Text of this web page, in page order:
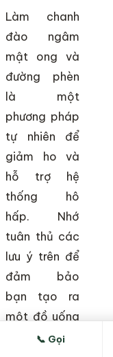
Làm chanh
đào ngâm
mật ong và
đường phèn
là một
phương pháp
tự nhiên để
giảm ho và
hỗ trợ hệ
thống hô
hấp. Nhớ
tuân thủ các
lưu ý trên để
đảm bảo
bạn tạo ra
một đồ uống
ngon, an
📞 Gọi